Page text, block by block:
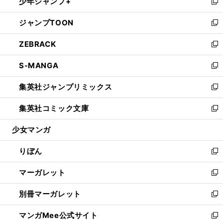
開
く
ド
ウ
で
開
く
ィ
ン
ド
ウ
で
開
く
い
ウ
ィ
ン
ド
ウ
で
開
く
新
し
い
ウ
ィ
ン
ド
ウ
で
開
く
ジャンプTOON
新
し
い
ウ
ィ
ン
ド
ウ
で
開
ZEBRACK
新
し
い
ウ
ィ
ン
ド
ウ
開
く
S-MANGA
新
し
い
ウ
ィ
ン
ウ
で
開
く
集英社ジャンプリミックス
新
し
い
ウ
ン
ド
ウ
で
開
く
集英社コミック文庫
新
し
ウ
ィ
ン
ド
ウ
で
開
く
少女マンガ
りぼん
新
し
い
ウ
ィ
ン
ド
マーガレット
新
し
い
ウ
ィ
別冊マーガレット
新
し
い
マンガMee公式サイト 新